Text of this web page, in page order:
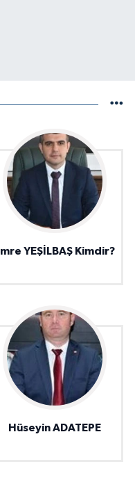
YEŞİLBAŞ Kimdir?
Hüseyin ADATEPE